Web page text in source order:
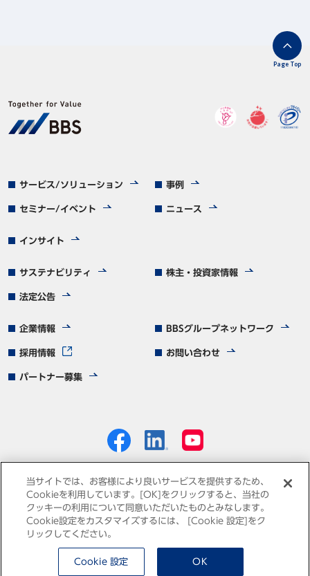
サービス/ソリューション 事例
セミナー/イベント ニュース
インサイト
サステナビリティ 株主・投資家情報
法定公告
企業情報 BBSグループネットワーク
採用情報 お問い合わせ
パートナー募集
Page Top
個人情報保護方針 免責事項 サイトマップ
© Business Brain Showa-Ota Inc.
当サイトでは、お客様により良いサービスを提供するため、
Cookieを利用しています。[OK]をクリックすると、当社の
クッキーの利用について同意いただいたものとみなします。
Cookie設定をカスタマイズするには、 [Cookie 設定]をク
リックしてください。
Cookie 設定 OK